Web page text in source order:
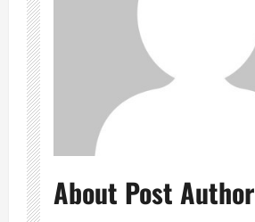
About Post Author